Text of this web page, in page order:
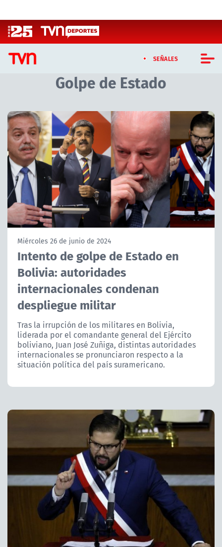
SEÑALES
CASTING MASTERCHEF CHILE
CASTING TVN VERTICAL
TVN VERTICAL
TVN PLAY
PROGRAMAS
TELESERIES
ACTUALIDAD Y TENDENCIAS
CORPORATIVO Y TRANSPARENCIA
CANAL DE DENUNCIAS
ÁREA DE PROYECTOS
Golpe de Estado
Miércoles 26 de junio de 2024
Intento de golpe de Estado en
Bolivia: autoridades
internacionales condenan
despliegue militar
Tras la irrupción de los militares en Bolivia,
liderada por el comandante general del Ejército
boliviano, Juan José Zuñiga, distintas autoridades
internacionales se pronunciaron respecto a la
situación política del país suramericano.